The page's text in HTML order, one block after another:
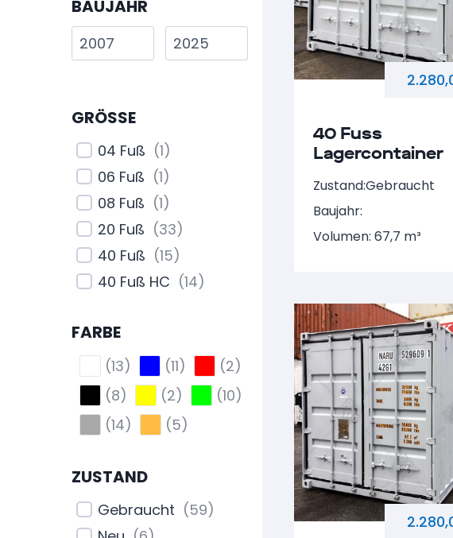
40 Fuss
Lagercontainer
Zustand:Gebraucht
Baujahr:
Volumen: 67,7 m³
Werkstattcontainer
(2
Baustellencontainer
Kleincontainer
Barcontainer
Bauwagen
Sanitärcontainer
Bulk Container
Stahlcontainer
BAUJAHR
GRÖSSE
04 Fuß (1)
06 Fuß (1)
08 Fuß (1)
20 Fuß (33)
40 Fuß (15)
40 Fuß HC (14)
FARBE
(13) (11) (2)
(8) (2) (10)
(14) (5)
ZUSTAND
Gebraucht (59)